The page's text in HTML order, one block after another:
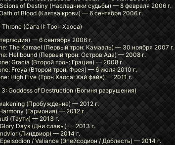
of Destiny (Наследники судьбы) — 8 февраля 2006 г.
of Blood (Клятва крови) — 6 сентября 2006 г.
(Сага II: Трон Хаоса)
— 6 сентября 2006 г.
The Kamael (Первый трон: Камаэль) — 30 ноября 2007 г.
Hellbound (Первый трон: Остров Ада) — 2008 г.
Gracia (Второй трон: Грация) — 2008 г.
Freya (Второй трон: Фрея) — 6 июля 2010 г.
High Five (Трон Хаоса: Хай файв) — 2011 г.
Goddess of Destruction (Богиня разрушения)
(Пробуждение) — 2012 г.
(Гармония) — 2012 г.
(Таути) — 2013 г.
Days (Дни славы) — 2013 г.
(Линдвиор) — 2014 г.
/ Valiance (Эпейсодион / Доблесть) — 2014 г.